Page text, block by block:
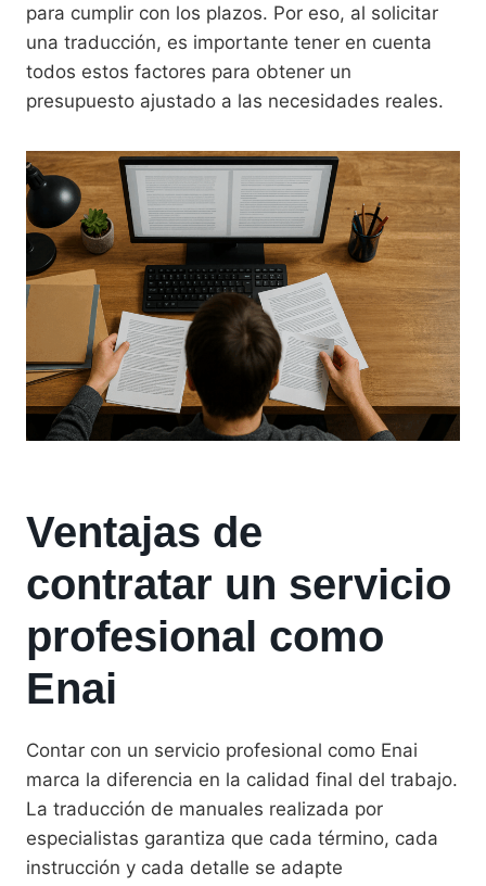
para cumplir con los plazos. Por eso, al solicitar
una traducción, es importante tener en cuenta
todos estos factores para obtener un
presupuesto ajustado a las necesidades reales.
Ventajas de
contratar un servicio
profesional como
Enai
Contar con un servicio profesional como Enai
marca la diferencia en la calidad final del trabajo.
La traducción de manuales realizada por
especialistas garantiza que cada término, cada
instrucción y cada detalle se adapte